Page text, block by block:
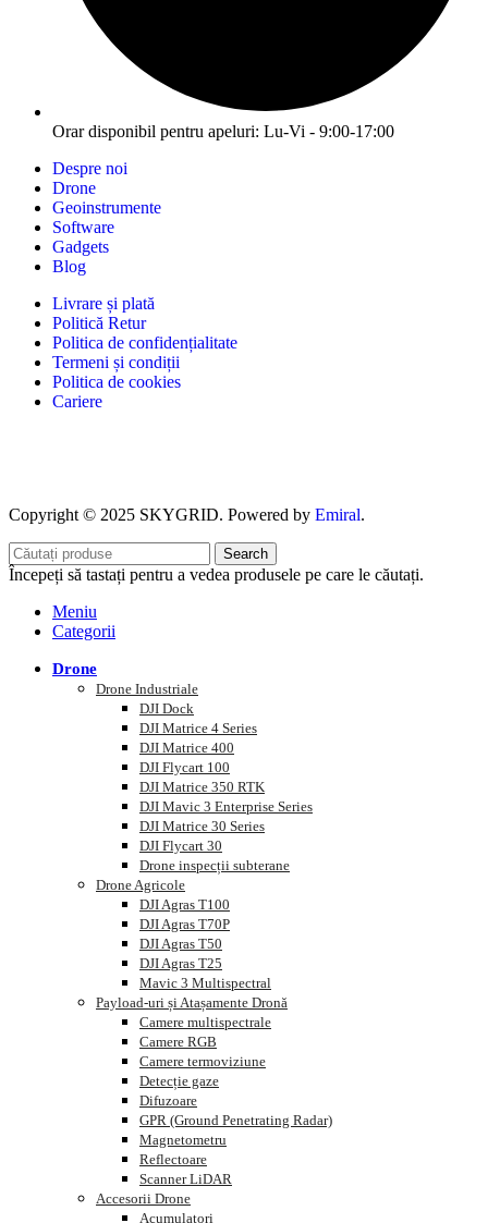
Orar disponibil pentru apeluri: Lu-Vi - 9:00-17:00
Despre noi
Drone
Geoinstrumente
Software
Gadgets
Blog
Livrare și plată
Politică Retur
Politica de confidențialitate
Termeni și condiții
Politica de cookies
Cariere
Copyright © 2025 SKYGRID. Powered by Emiral.
Search
Începeți să tastați pentru a vedea produsele pe care le căutați.
Meniu
Categorii
Drone
Drone Industriale
DJI Dock
DJI Matrice 4 Series
DJI Matrice 400
DJI Flycart 100
DJI Matrice 350 RTK
DJI Mavic 3 Enterprise Series
DJI Matrice 30 Series
DJI Flycart 30
Drone inspecții subterane
Drone Agricole
DJI Agras T100
DJI Agras T70P
DJI Agras T50
DJI Agras T25
Mavic 3 Multispectral
Payload-uri și Atașamente Dronă
Camere multispectrale
Camere RGB
Camere termoviziune
Detecție gaze
Difuzoare
GPR (Ground Penetrating Radar)
Magnetometru
Reflectoare
Scanner LiDAR
Accesorii Drone
Acumulatori